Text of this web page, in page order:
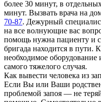
более 30 минут, в
минут. Вызвать врача на
70-87. Дежурный
на все волнующие вас
помощь нужна пациенту и
бригада находится в пути.
необходимое
самого тяжелого случая.
Как вывести человека из
Если Вы или Ваши
проблемой запоя — не